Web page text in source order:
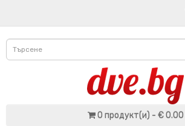
0 продукт(и) - € 0.00